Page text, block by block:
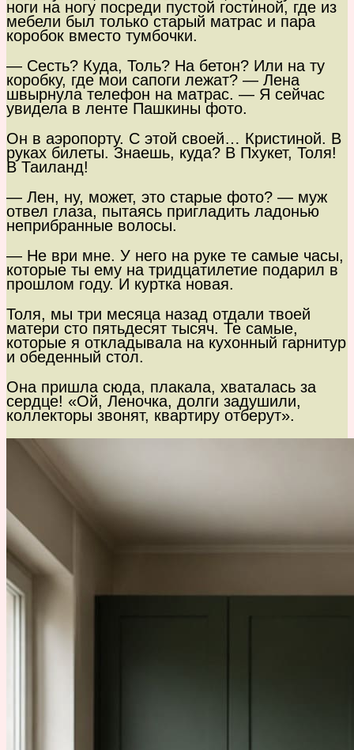
ноги на ногу посреди пустой гостиной, где из
мебели был только старый матрас и пара
коробок вместо тумбочки.
— Сесть? Куда, Толь? На бетон? Или на ту
коробку, где мои сапоги лежат? — Лена
швырнула телефон на матрас. — Я сейчас
увидела в ленте Пашкины фото.
Он в аэропорту. С этой своей… Кристиной. В
руках билеты. Знаешь, куда? В Пхукет, Толя!
В Таиланд!
— Лен, ну, может, это старые фото? — муж
отвел глаза, пытаясь пригладить ладонью
неприбранные волосы.
— Не ври мне. У него на руке те самые часы,
которые ты ему на тридцатилетие подарил в
прошлом году. И куртка новая.
Толя, мы три месяца назад отдали твоей
матери сто пятьдесят тысяч. Те самые,
которые я откладывала на кухонный гарнитур
и обеденный стол.
Она пришла сюда, плакала, хваталась за
сердце! «Ой, Леночка, долги задушили,
коллекторы звонят, квартиру отберут».